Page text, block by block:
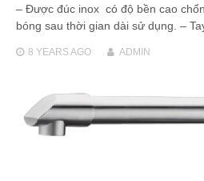
– Được đúc inox có độ bền cao
bóng sau thời gian dài sử dụng. –
8 YEARSAGO ADMIN